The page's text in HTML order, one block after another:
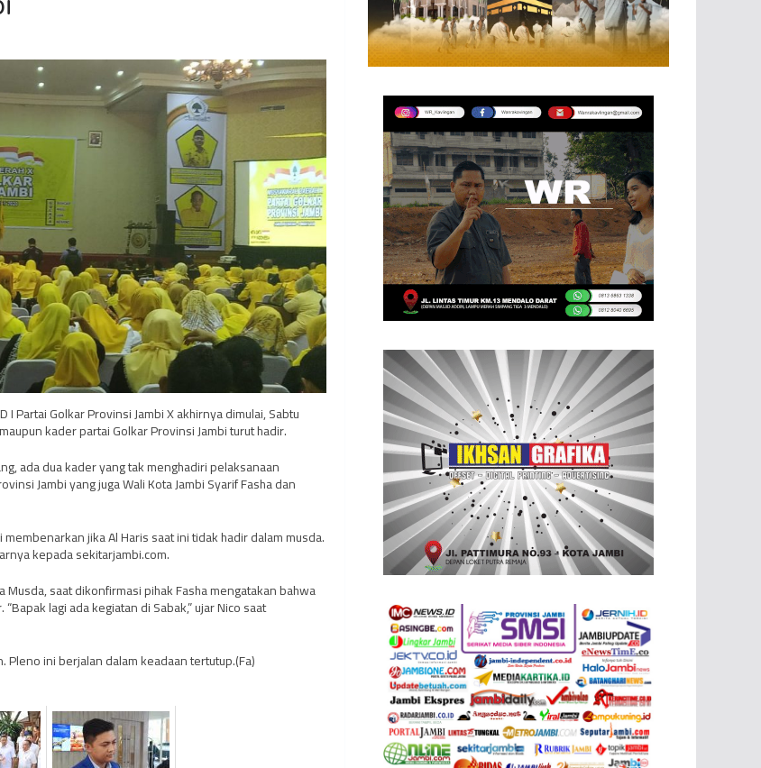
Partai Golkar Provinsi Jambi X akhirnya dimulai, Sabtu
kader partai Golkar Provinsi Jambi turut hadir.
ada dua kader yang tak menghadiri pelaksanaan
Jambi yang juga Wali Kota Jambi Syarif Fasha dan
jika Al Haris saat ini tidak hadir dalam musda.
kepada sekitarjambi.com.
saat dikonfirmasi pihak Fasha mengatakan bahwa
lagi ada kegiatan di Sabak,” ujar Nico saat
ini berjalan dalam keadaan tertutup.(Fa)